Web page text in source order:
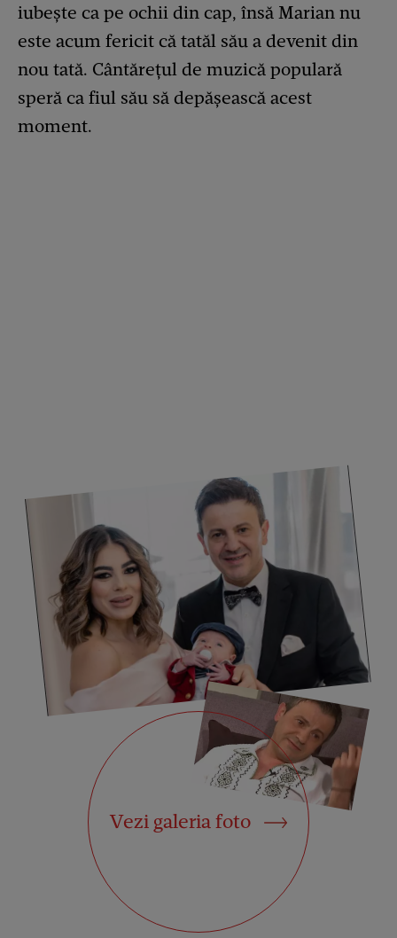
iubește ca pe ochii din cap, însă Marian nu
este acum fericit că tatăl său a devenit din
nou tată. Cântărețul de muzică populară
speră ca fiul său să depășească acest
moment.
Vezi galeria foto